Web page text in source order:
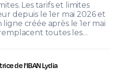
Les tarifs et limites
depuis le 1er mai 2026 et
créée après le 1er mai
toutes les…
de l'IBAN Lydia